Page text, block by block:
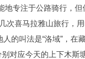
地专注于公路骑行，
次喜马拉雅山旅行，
的叫法是“洛域”，在
别对应今天的上下木